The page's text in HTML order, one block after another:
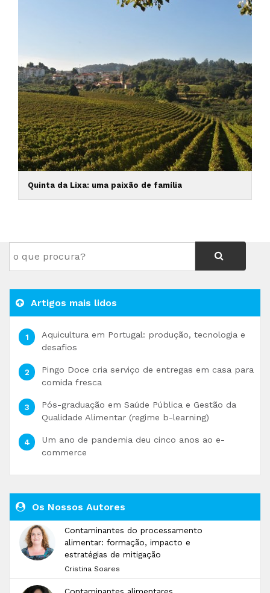
Quinta da Lixa: uma paixão de família
Artigos mais lidos
Aquicultura em Portugal: produção, tecnologia e
desafios
Pingo Doce cria serviço de entregas em casa para
comida fresca
Pós-graduação em Saúde Pública e Gestão da
Qualidade Alimentar (regime b-learning)
Um ano de pandemia deu cinco anos ao e-
commerce
Os Nossos Autores
Contaminantes do processamento
alimentar: formação, impacto e
estratégias de mitigação
Cristina Soares
Contaminantes alimentares